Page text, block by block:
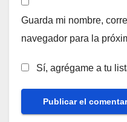
Guarda mi nombre,
navegador para la
Sí, agrégame a tu